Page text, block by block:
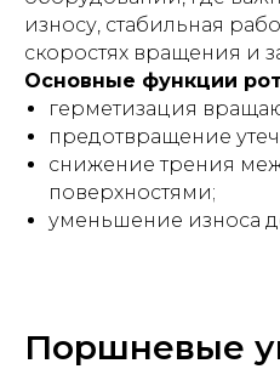
износу, стабильная
скоростях вращения и
Основные функции
герметизация
предотвращение
снижение трения
поверхностями;
уменьшение износа
Поршневые